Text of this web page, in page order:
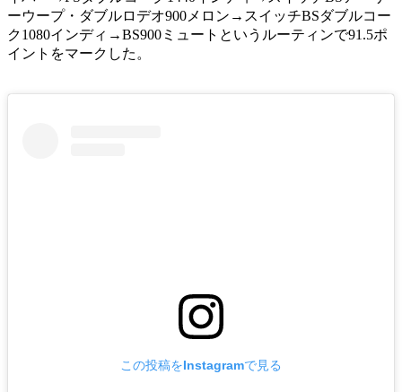
ーウープ・ダブルロデオ900メロン→スイッチBSダブルコー
ク1080インディ→BS900ミュートというルーティンで91.5ポ
イントをマークした。
この投稿をInstagramで見る